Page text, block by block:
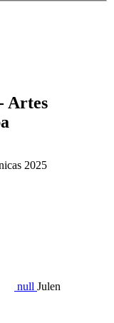
Artes
2025
null Julen